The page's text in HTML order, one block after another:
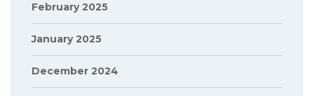
February 2025
January 2025
December 2024